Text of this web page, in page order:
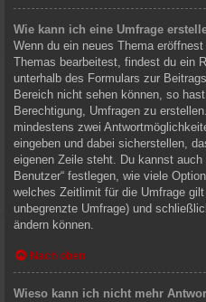
Wie kann ich eine Umfrage
Wenn du ein neues Thema
Themas bearbeitest, findest du ein
unterhalb des Formulars zur
Bereich nicht sehen können, so
Berechtigung, Umfragen zu
mindestens zwei
eingeben und dabei sicherstellen,
eigenen Zeile steht. Du kannst
Benutzer“ festlegen, wie viele
welches Zeitlimit für die Umfrage
unbegrenzte Umfrage) und
ändern können.
Nach oben
Wieso kann ich nicht mehr